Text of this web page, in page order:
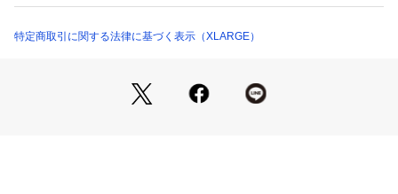
が必要となります。
※再入荷リクエストは商品の再入荷やご予約を保証するもので
はありませんのであらかじめご了承ください。
特定商取引に関する法律に基づく表示（XLARGE）